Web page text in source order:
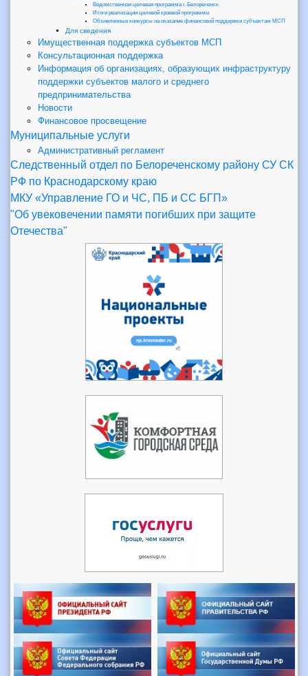
Ведомственная целевая программа г. Белореченск
Итоги реализации целевой краевой программы
Объявленные конкурсы на оказание финансовой поддержки субъектам МСП
Для сведения
Имущественная поддержка субъектов МСП
Консультационная поддержка
Информация об организациях, образующих инфраструктуру
поддержки субъектов малого и среднего
предпринимательства
Новости
Финансовое просвещение
Муниципальные услуги
Административный регламент
Следственный отдел по Белореченскому району СУ СК
РФ по Краснодарскому краю
МКУ «Управление ГО и ЧС, ПБ и СС БГП»
"Об увековечении памяти погибших при защите
Отечества"